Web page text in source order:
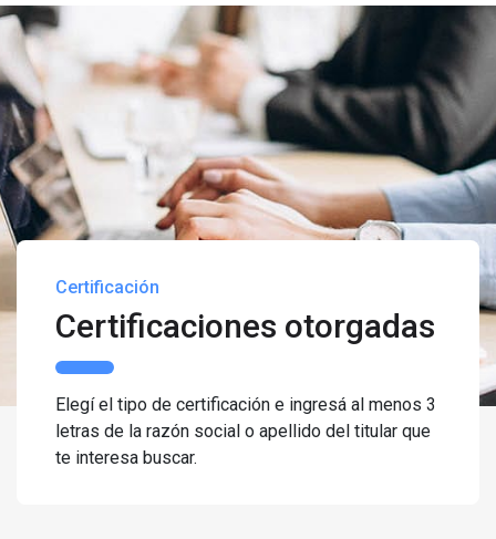
Certificación
Certificaciones otorgadas
Elegí el tipo de certificación e ingresá al menos 3
letras de la razón social o apellido del titular que
te interesa buscar.